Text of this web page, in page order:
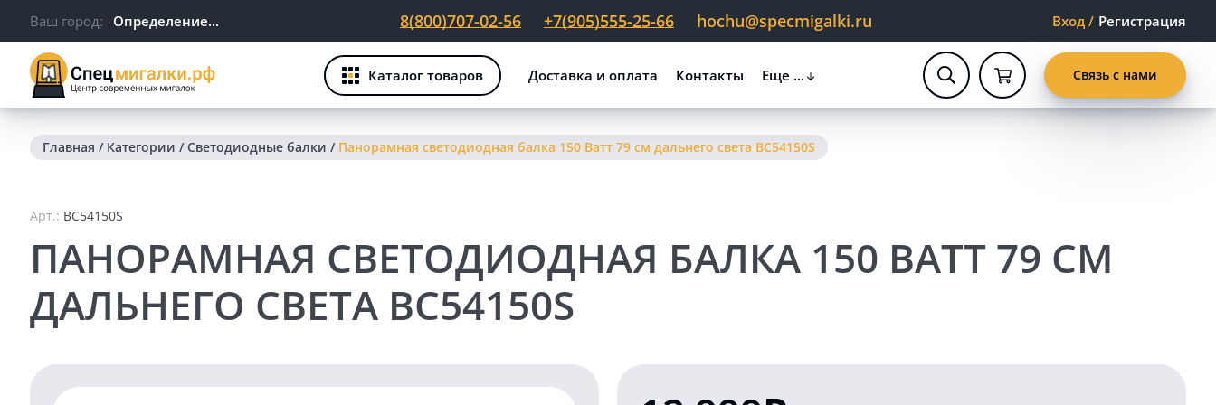
Ваш город: Определение... 8(800)707-02-56 +7(905)555-25-66 hochu@specmigalki.ru Вход / Регистрация
Каталог товаров Доставка и оплата Контакты Еще ... Связь с нами
Главная / Категории /Светодиодные балки / Панорамная светодиодная балка 150 Ватт 79 см дальнего света BC54150S
Арт.: BC54150S
ПАНОРАМНАЯ СВЕТОДИОДНАЯ БАЛКА 150 ВАТТ 79 СМ
ДАЛЬНЕГО СВЕТА BC54150S